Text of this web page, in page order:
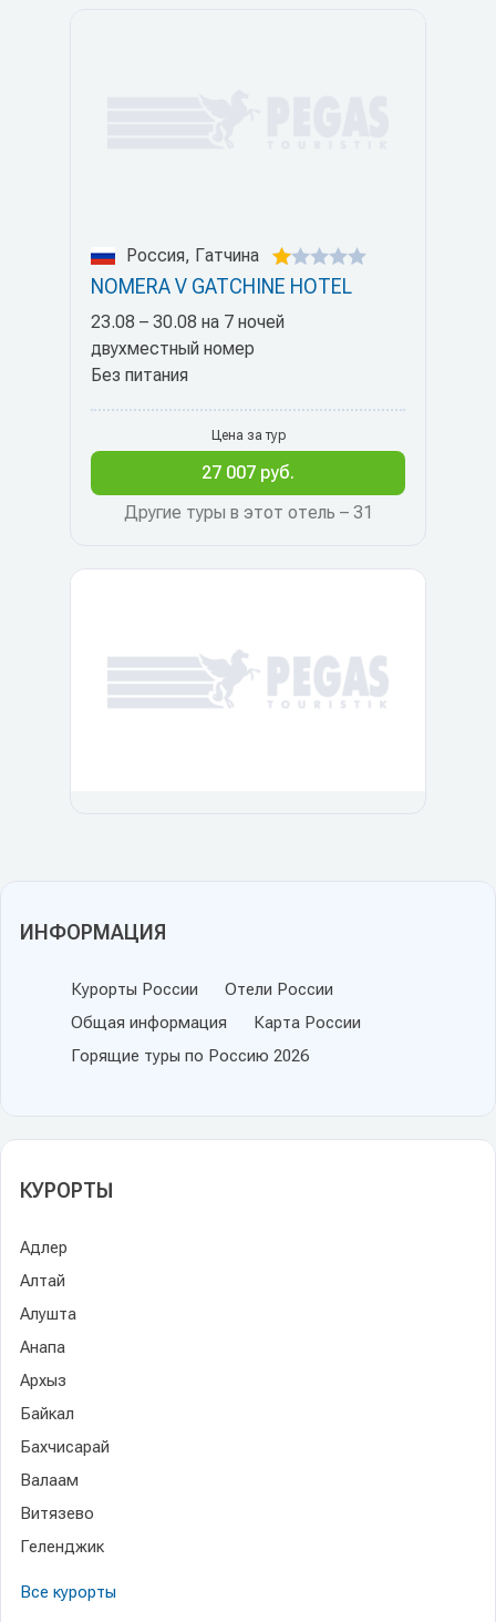
ИНФОРМАЦИЯ
Курорты России
Отели России
Общая информация
Карта России
Горящие туры по Россию 2026
КУРОРТЫ
Адлер
Алтай
Алушта
Анапа
Архыз
Байкал
Бахчисарай
Валаам
Витязево
Геленджик
Все курорты
Россия, Гатчина
NOMERA V GATCHINE HOTEL
23.08 – 30.08 на 7 ночей
двухместный номер
Без питания
Другие туры в этот отель – 31
Цена за тур
27 007 руб.